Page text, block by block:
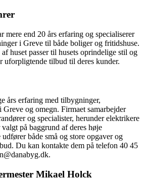
mere end 20 års erfaring og specialiserer
i Greve til både boliger og fritidshuse.
huset passer til husets oprindelige stil og
uforpligtende tilbud til deres kunder.
års erfaring med tilbygninger,
og omegn. Firmaet samarbejder
og specialister, herunder elektrikere
på baggrund af deres høje
både små og store opgaver og
Du kan kontakte dem på telefon 40 45
Mikael Holck